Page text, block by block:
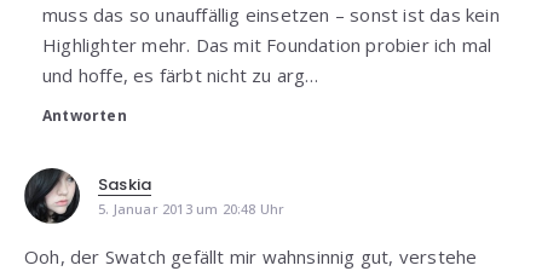
muss das so unauffällig einsetzen – sonst ist das kein
Highlighter mehr. Das mit Foundation probier ich mal
und hoffe, es färbt nicht zu arg…
Antworten
Saskia
5. Januar 2013 um 20:48 Uhr
Ooh, der Swatch gefällt mir wahnsinnig gut, verstehe